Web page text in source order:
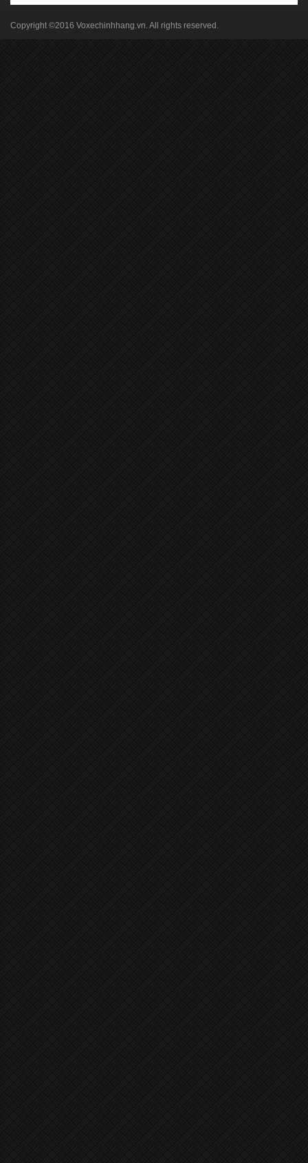
Copyright ©2016 Voxechinhhang.vn . All rights reserved.